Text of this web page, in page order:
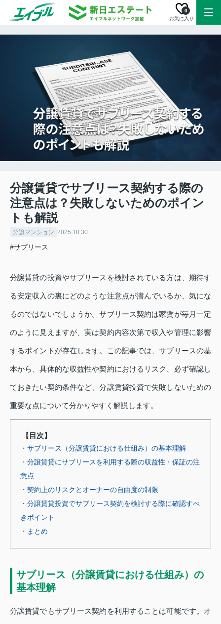
お気に入り
0
分譲賃貸でサブリース契約する際の
注意点は？失敗しないためのポイン
トも解説
分譲マンション 2025.10.30
#サブリース
分譲賃貸の投資やサブリースを検討されている方は、期待す
る安定収入の裏にどのような注意点が潜んでいるか、気にな
るのではないでしょうか。サブリース契約は家賃が毎月一定
のように見えますが、実は契約内容次第で収入や管理に影響
するポイントが存在します。この記事では、サブリースの基
本から、具体的な収益性や契約におけるリスク、必ず確認し
ておきたい契約条件など、分譲賃貸投資で失敗しないための
重要な点について分かりやすく解説します。
【目次】
・サブリース（分譲賃貸における仕組み）の基本理解
・分譲賃貸にサブリースを利用する際の収益性・保証の注
意点
・契約上のリスクとオーナーの自由度の制限
・分譲賃貸投資でサブリース契約を検討する際に確認すべ
きポイント
・まとめ
サブリース（分譲賃貸における仕組み）の
基本理解
分譲賃貸でもサブリース契約を利用することは可能です。オ